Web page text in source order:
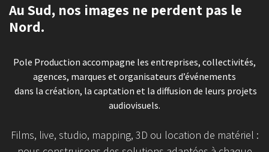
Au Sud, nos images ne perdent pas le
Nord.
Pole Production accompagne les entreprises, collectivités,
agences, marques et organisateurs d’événements
dans la création, la captation et la diffusion de leurs projets
audiovisuels.
Films, live, studio, mapping, 3D ou location de matériel :